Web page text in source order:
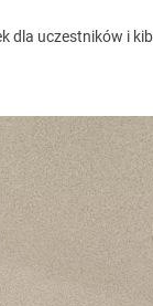
dla uczestników i